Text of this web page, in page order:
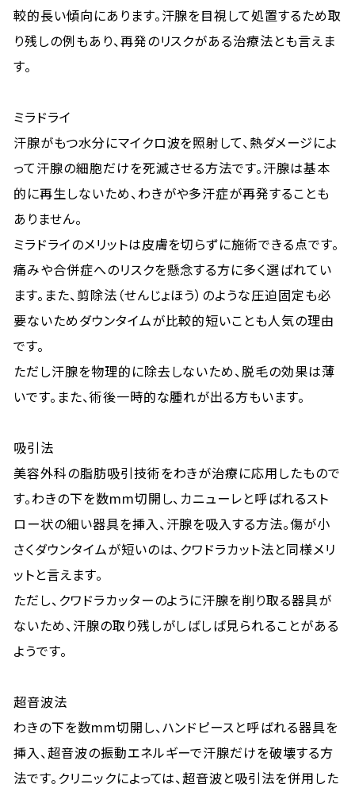
較的長い傾向にあります。汗腺を目視して処置するため取
り残しの例もあり、再発のリスクがある治療法とも言えま
す。
ミラドライ
汗腺がもつ水分にマイクロ波を照射して、熱ダメージによ
って汗腺の細胞だけを死滅させる方法です。汗腺は基本
的に再生しないため、わきがや多汗症が再発することも
ありません。
ミラドライのメリットは皮膚を切らずに施術できる点です。
痛みや合併症へのリスクを懸念する方に多く選ばれてい
ます。また、剪除法（せんじょほう）のような圧迫固定も必
要ないためダウンタイムが比較的短いことも人気の理由
です。
ただし汗腺を物理的に除去しないため、脱毛の効果は薄
いです。また、術後一時的な腫れが出る方もいます。
吸引法
美容外科の脂肪吸引技術をわきが治療に応用したもので
す。わきの下を数mm切開し、カニューレと呼ばれるスト
ロー状の細い器具を挿入、汗腺を吸入する方法。傷が小
さくダウンタイムが短いのは、クワドラカット法と同様メリ
ットと言えます。
ただし、クワドラカッターのように汗腺を削り取る器具が
ないため、汗腺の取り残しがしばしば見られることがある
ようです。
超音波法
わきの下を数mm切開し、ハンドピースと呼ばれる器具を
挿入、超音波の振動エネルギーで汗腺だけを破壊する方
法です。クリニックによっては、超音波と吸引法を併用した